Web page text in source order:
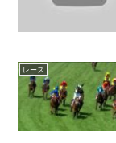
レース